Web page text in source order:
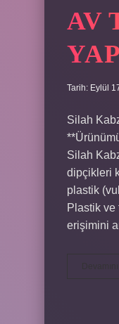
AV
Tarih: Eylül
Silah
Silah
dipçikleri
plastik
Plastik ve
erişimini